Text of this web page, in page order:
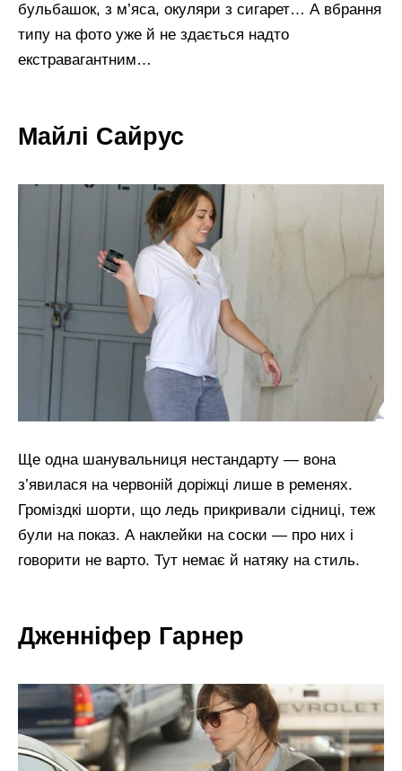
бульбашок, з м’яса, окуляри з сигарет… А вбрання
типу на фото уже й не здається надто
екстравагантним…
Майлі Сайрус
Ще одна шанувальниця нестандарту — вона
з’явилася на червоній доріжці лише в ременях.
Громіздкі шорти, що ледь прикривали сідниці, теж
були на показ. А наклейки на соски — про них і
говорити не варто. Тут немає й натяку на стиль.
Дженніфер Гарнер